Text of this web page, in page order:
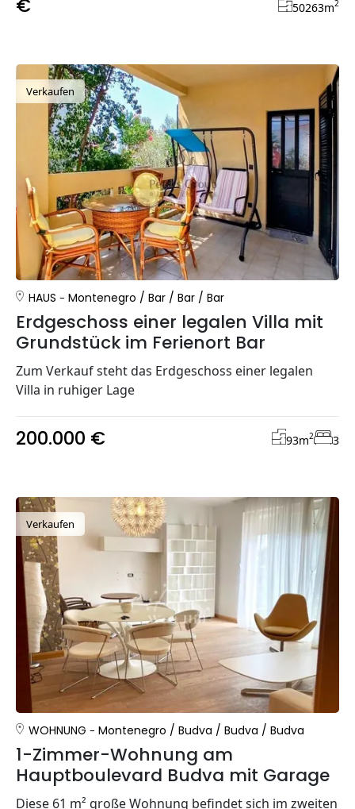
€ 50263m2
Verkaufen
HAUS Montenegro / Bar / Bar / Bar
Erdgeschoss einer legalen Villa mit
Grundstück im Ferienort Bar
Zum Verkauf steht das Erdgeschoss einer legalen
Villa in ruhiger Lage
200.000 € 93m2 3
Verkaufen
WOHNUNG Montenegro / Budva / Budva / Budva
1-Zimmer-Wohnung am
Hauptboulevard Budva mit Garage
Diese 61 m² große Wohnung befindet sich im zweiten